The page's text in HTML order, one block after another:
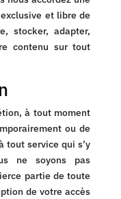
et libre de
stocker, adapter,
contenu sur tout
à tout moment
ou de
tout service qui s’y
ne soyons pas
partie de toute
de votre accès